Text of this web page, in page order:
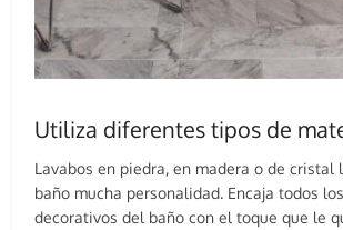
Utiliza diferentes tipos de
Lavabos en piedra, en madera o de cristal
baño mucha personalidad. Encaja todos
decorativos del baño con el toque que le